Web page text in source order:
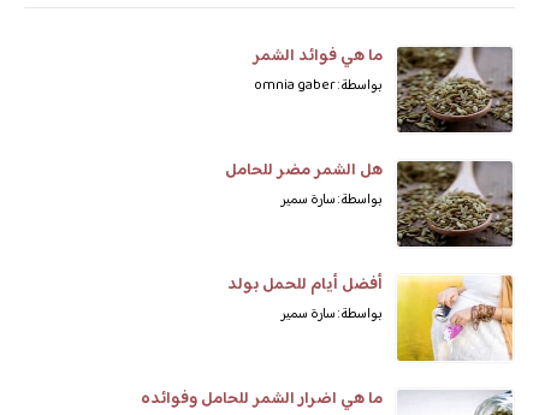
ما هي فوائد الشمر
بواسطة: omnia gaber
هل الشمر مضر للحامل
بواسطة: سارة سمير
أفضل أيام للحمل بولد
بواسطة: سارة سمير
ما هي اضرار الشمر للحامل وفوائده